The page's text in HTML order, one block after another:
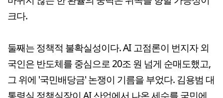
크다.
둘째는 정책적 불확실성이다. AI 고점론이 번지자 외
국인은 반도체를 중심으로 20조 원 넘게 순매도했고,
그 위에 '국민배당금' 논쟁이 기름을 부었다. 김용범 대